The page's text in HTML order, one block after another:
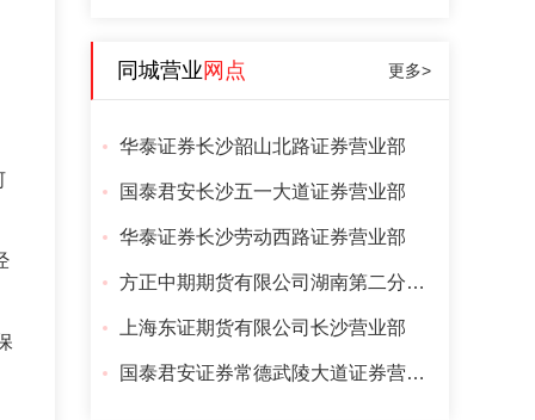
同城营业 网点 更多>
华泰证券长沙韶山北路证券营业部
国泰君安长沙五一大道证券营业部
华泰证券长沙劳动西路证券营业部
方正中期期货有限公司湖南第二分公司
上海东证期货有限公司长沙营业部
国泰君安证券常德武陵大道证券营业部